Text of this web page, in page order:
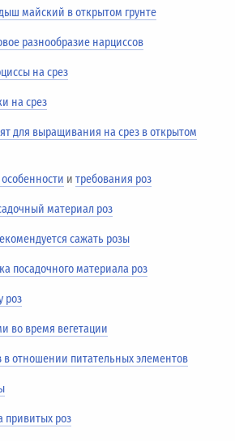
майский в открытом грунте
разнообразие нарциссов
на срез
на срез
для выращивания на срез в открытом
итребования роз
материал роз
сажать розы
посадочного материала роз
роз
во время вегетации
в отношении питательных элементов
привитых роз